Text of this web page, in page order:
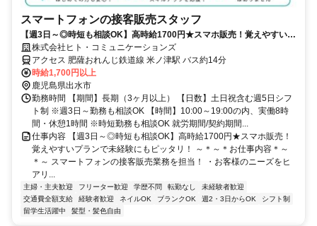
スマートフォンの接客販売スタッフ
【週3日～◎時短も相談OK】高時給1700円★スマホ販売！覚えやすいプ
ランで未経験にもピッタリ！
株式会社ヒト・コミュニケーションズ
アクセス 肥薩おれんじ鉄道線 米ノ津駅 バス約14分
時給1,700円以上
鹿児島県出水市
勤務時間 【期間】長期（3ヶ月以上） 【日数】土日祝含む週5日シフ
ト制 ※週3日～勤務も相談OK 【時間】10:00～19:00の内、実働8時
間・休憩1時間 ※時短勤務も相談OK 就労期間/契約期間...
仕事内容 【週3日～◎時短も相談OK】高時給1700円★スマホ販売！
覚えやすいプランで未経験にもピッタリ！ ～＊～＊お仕事内容＊～
＊～ スマートフォンの接客販売業務を担当！ ・お客様のニーズをヒ
アリ...
主婦・主夫歓迎 フリーター歓迎 学歴不問 転勤なし
未経験者歓迎
交通費全額支給
経験者歓迎 ネイルOK ブランクOK 週2・3日からOK
シフト制
留学生活躍中
髪型・髪色自由